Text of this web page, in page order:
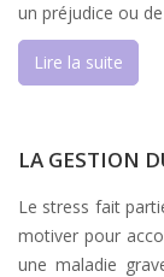
un préjudice ou
Lire la suite
LA GESTION
Le stress fait
motiver pour
une maladie